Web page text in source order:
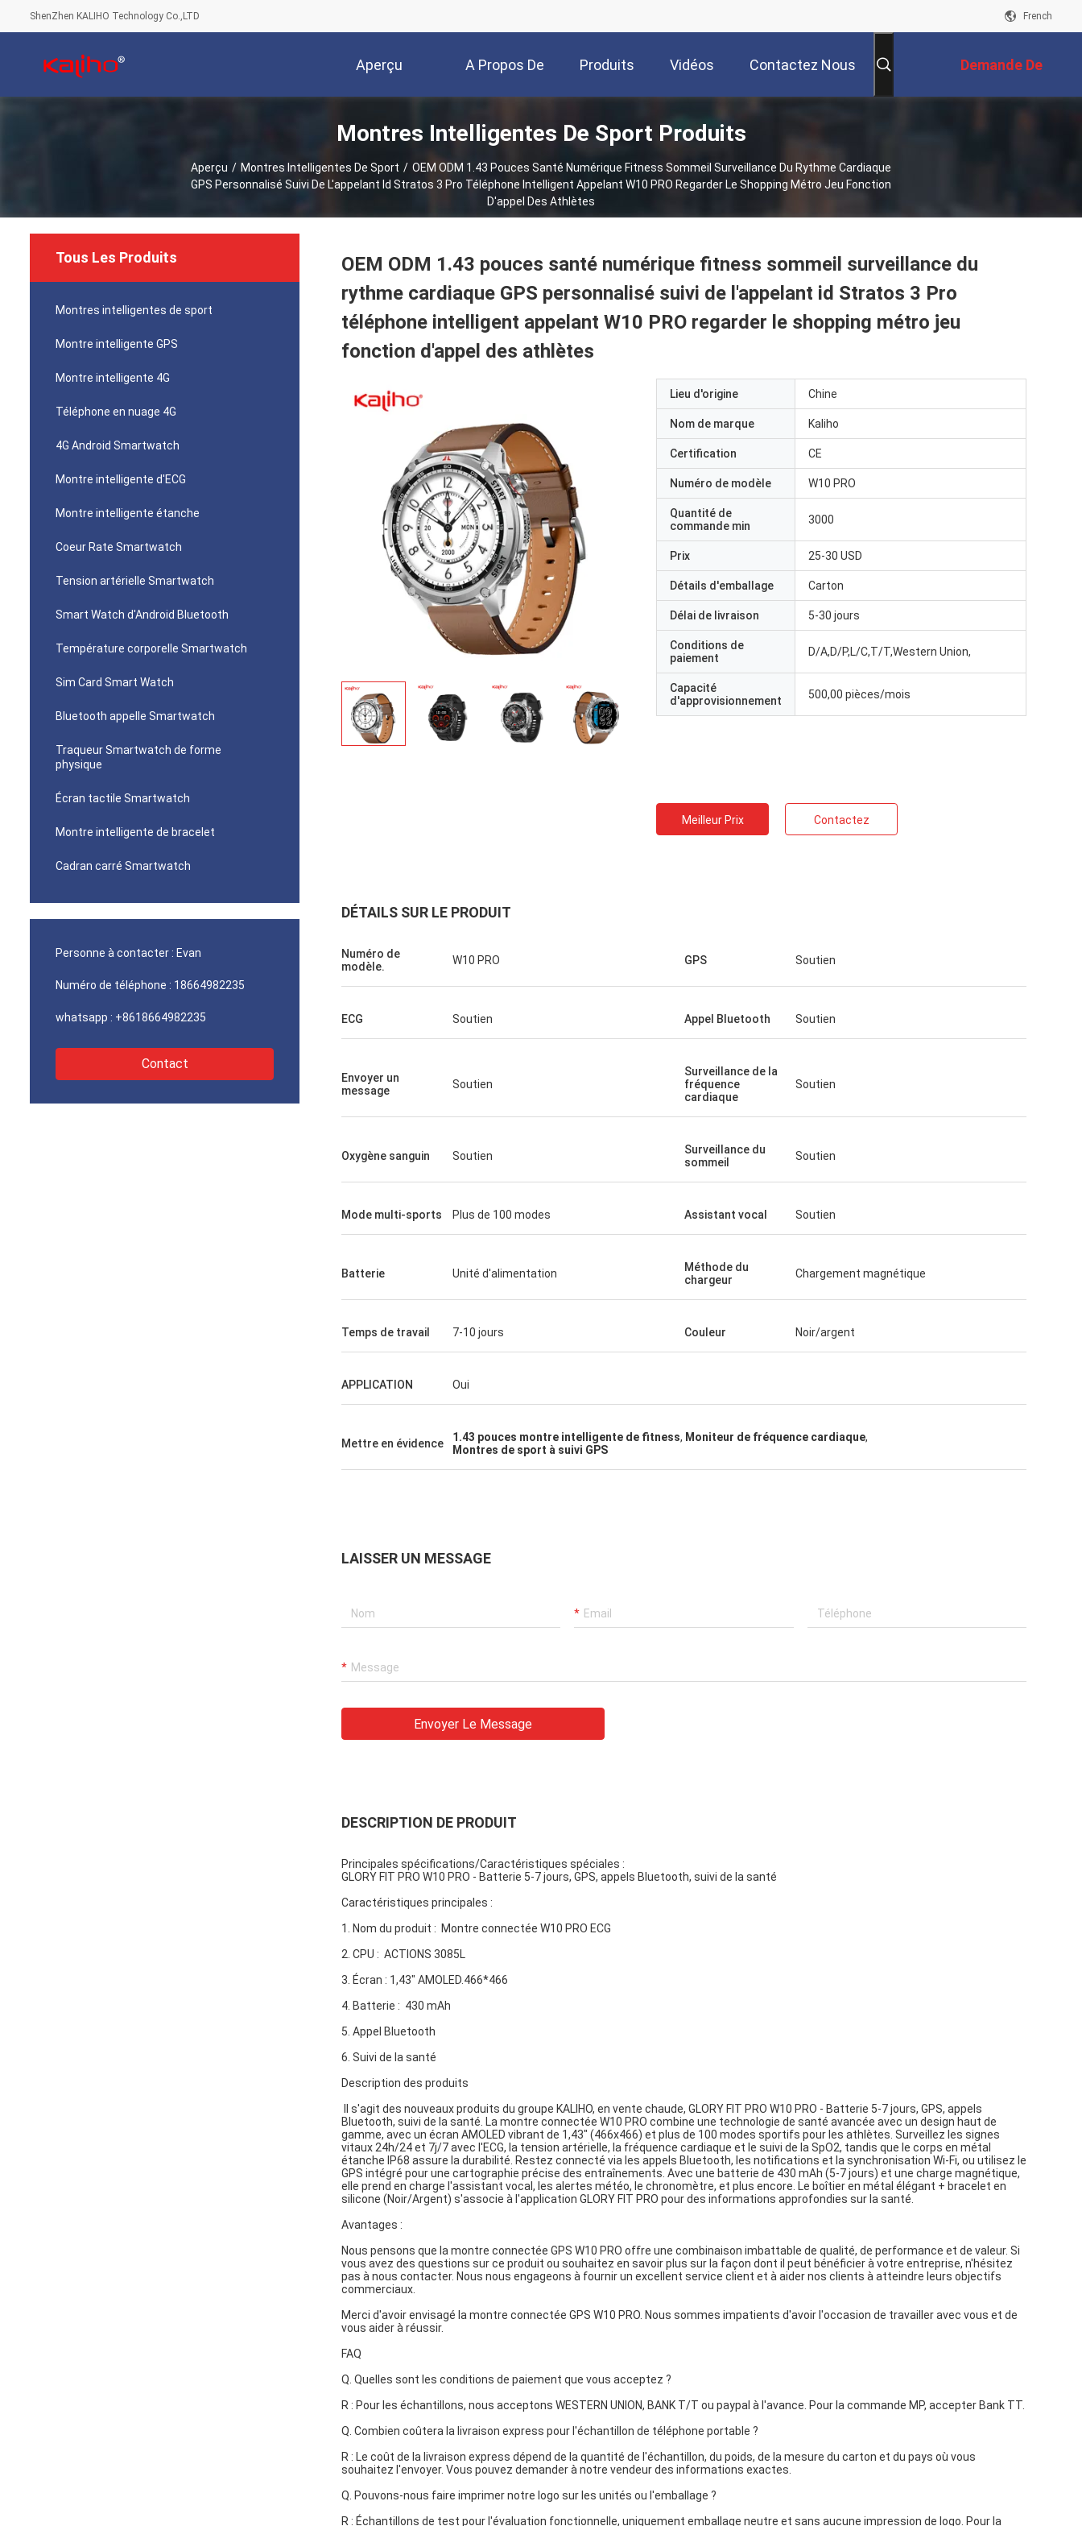
ShenZhen KALIHO Technology Co.,LTD French
Aperçu A Propos De
Nous
Produits Vidéos Contactez Nous Demande De
Soumission
Montres Intelligentes De Sport Produits
Aperçu / Montres Intelligentes De Sport / OEM ODM 1.43 Pouces Santé Numérique Fitness Sommeil Surveillance Du Rythme Cardiaque
GPS Personnalisé Suivi De L'appelant Id Stratos 3 Pro Téléphone Intelligent Appelant W10 PRO Regarder Le Shopping Métro Jeu Fonction
D'appel Des Athlètes
Tous Les Produits
Montres intelligentes de sport
Montre intelligente GPS
Montre intelligente 4G
Téléphone en nuage 4G
4G Android Smartwatch
Montre intelligente d'ECG
Montre intelligente étanche
Coeur Rate Smartwatch
Tension artérielle Smartwatch
Smart Watch d'Android Bluetooth
Température corporelle Smartwatch
Sim Card Smart Watch
Bluetooth appelle Smartwatch
Traqueur Smartwatch de forme
physique
Écran tactile Smartwatch
Montre intelligente de bracelet
Cadran carré Smartwatch
Personne à contacter : Evan
Numéro de téléphone : 18664982235
whatsapp : +8618664982235
Contact
OEM ODM 1.43 pouces santé numérique fitness sommeil surveillance du
rythme cardiaque GPS personnalisé suivi de l'appelant id Stratos 3 Pro
téléphone intelligent appelant W10 PRO regarder le shopping métro jeu
fonction d'appel des athlètes
Lieu d'origine Chine
Nom de marque Kaliho
Certification CE
Numéro de modèle W10 PRO
Quantité de
commande min
3000
Prix 25-30 USD
Détails d'emballage Carton
Délai de livraison 5-30 jours
Conditions de
paiement
D/A,D/P,L/C,T/T,Western Union,
Capacité
d'approvisionnement
500,00 pièces/mois
Meilleur Prix Contactez
DÉTAILS SUR LE PRODUIT
Numéro de
modèle.
W10 PRO GPS Soutien
ECG Soutien Appel Bluetooth Soutien
Envoyer un
message
Soutien
Surveillance de la
fréquence
cardiaque
Soutien
Oxygène sanguin Soutien
Surveillance du
sommeil
Soutien
Mode multi-sports Plus de 100 modes Assistant vocal Soutien
Batterie Unité d'alimentation
Méthode du
chargeur
Chargement magnétique
Temps de travail 7-10 jours Couleur Noir/argent
APPLICATION Oui
Mettre en évidence 1.43 pouces montre intelligente de fitness, Moniteur de fréquence cardiaque,
Montres de sport à suivi GPS
LAISSER UN MESSAGE
Envoyer Le Message
DESCRIPTION DE PRODUIT
Principales spécifications/Caractéristiques spéciales :
GLORY FIT PRO W10 PRO - Batterie 5-7 jours, GPS, appels Bluetooth, suivi de la santé
Caractéristiques principales :
1. Nom du produit : Montre connectée W10 PRO ECG
2. CPU : ACTIONS 3085L
3. Écran : 1,43" AMOLED.466*466
4. Batterie : 430 mAh
5. Appel Bluetooth
6. Suivi de la santé
Description des produits
Il s'agit des nouveaux produits du groupe KALIHO, en vente chaude, GLORY FIT PRO W10 PRO - Batterie 5-7 jours, GPS, appels
Bluetooth, suivi de la santé. La montre connectée W10 PRO combine une technologie de santé avancée avec un design haut de
gamme, avec un écran AMOLED vibrant de 1,43" (466x466) et plus de 100 modes sportifs pour les athlètes. Surveillez les signes
vitaux 24h/24 et 7j/7 avec l'ECG, la tension artérielle, la fréquence cardiaque et le suivi de la SpO2, tandis que le corps en métal
étanche IP68 assure la durabilité. Restez connecté via les appels Bluetooth, les notifications et la synchronisation Wi-Fi, ou utilisez le
GPS intégré pour une cartographie précise des entraînements. Avec une batterie de 430 mAh (5-7 jours) et une charge magnétique,
elle prend en charge l'assistant vocal, les alertes météo, le chronomètre, et plus encore. Le boîtier en métal élégant + bracelet en
silicone (Noir/Argent) s'associe à l'application GLORY FIT PRO pour des informations approfondies sur la santé.
Avantages :
Nous pensons que la montre connectée GPS W10 PRO offre une combinaison imbattable de qualité, de performance et de valeur. Si
vous avez des questions sur ce produit ou souhaitez en savoir plus sur la façon dont il peut bénéficier à votre entreprise, n'hésitez
pas à nous contacter. Nous nous engageons à fournir un excellent service client et à aider nos clients à atteindre leurs objectifs
commerciaux.
Merci d'avoir envisagé la montre connectée GPS W10 PRO. Nous sommes impatients d'avoir l'occasion de travailler avec vous et de
vous aider à réussir.
FAQ
Q. Quelles sont les conditions de paiement que vous acceptez ?
R : Pour les échantillons, nous acceptons WESTERN UNION, BANK T/T ou paypal à l'avance. Pour la commande MP, accepter Bank TT.
Q. Combien coûtera la livraison express pour l'échantillon de téléphone portable ?
R : Le coût de la livraison express dépend de la quantité de l'échantillon, du poids, de la mesure du carton et du pays où vous
souhaitez l'envoyer. Vous pouvez demander à notre vendeur des informations exactes.
Q. Pouvons-nous faire imprimer notre logo sur les unités ou l'emballage ?
R : Échantillons de test pour l'évaluation fonctionnelle, uniquement emballage neutre et sans aucune impression de logo. Pour la